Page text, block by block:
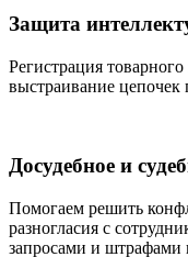
Защита
Регистрация
выстраивание
Досудебное и
Помогаем решить
разногласия с
запросами и штрафами